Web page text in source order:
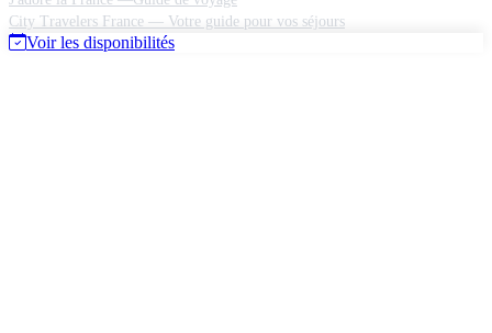
City Travelers France — Votre guide pour vos séjours
Voir les disponibilités